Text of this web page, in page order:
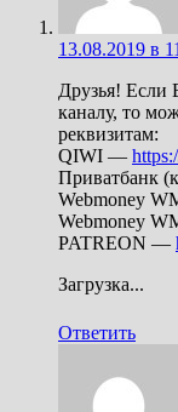
13.08.2019 в
Друзья! Если
каналу, то
реквизитам:
QIWI —
Приватбанк
Webmoney
Webmoney
PATREON —
Загрузка...
Ответить